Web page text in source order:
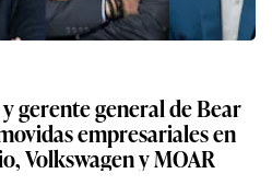
gerente general de Bear
empresariales en
Volkswagen y MOAR